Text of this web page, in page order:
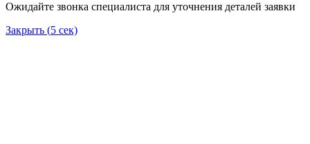
Ожидайте звонка специалиста для уточнения деталей заявки
Закрыть (5 сек)